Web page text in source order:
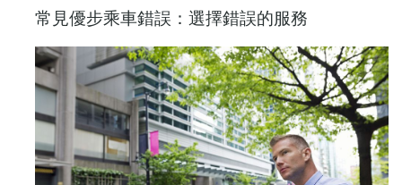
常見優步乘車錯誤：選擇錯誤的服務